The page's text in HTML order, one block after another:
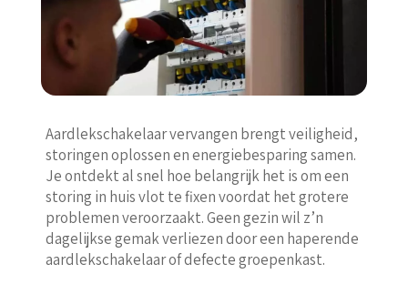
Aardlekschakelaar vervangen brengt veiligheid,
storingen oplossen en energiebesparing samen.
Je ontdekt al snel hoe belangrijk het is om een
storing in huis vlot te fixen voordat het grotere
problemen veroorzaakt. Geen gezin wil z’n
dagelijkse gemak verliezen door een haperende
aardlekschakelaar of defecte groepenkast.